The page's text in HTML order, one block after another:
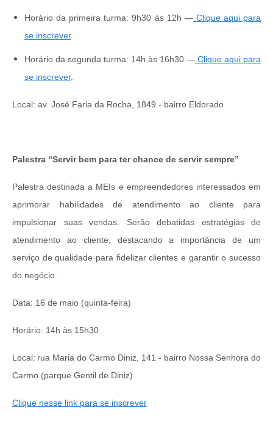
Horário da primeira turma: 9h30 às 12h —Clique aqui para
se inscrever.
Horário da segunda turma: 14h às 16h30 — Clique aqui para
se inscrever.
Local: av. José Faria da Rocha, 1849 - bairro Eldorado
Palestra “Servir bem para ter chance de servir sempre”
Palestra destinada a MEIs e empreendedores interessados em
aprimorar habilidades de atendimento ao cliente para
impulsionar suas vendas. Serão debatidas estratégias de
atendimento ao cliente, destacando a importância de um
serviço de qualidade para fidelizar clientes e garantir o sucesso
do negócio.
Data: 16 de maio (quinta-feira)
Horário: 14h às 15h30
Local: rua Maria do Carmo Diniz, 141 - bairro Nossa Senhora do
Carmo (parque Gentil de Diniz)
Clique nesse link para se inscrever